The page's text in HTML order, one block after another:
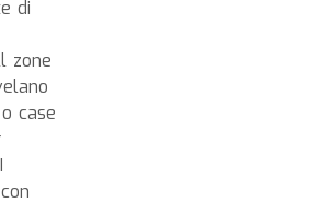
di
zone
case